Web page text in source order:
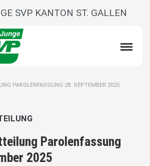
SVP KANTON ST. GALLEN
PAROLENFASSUNG 28. SEPTEMBER 2025
Parolenfassung
2025